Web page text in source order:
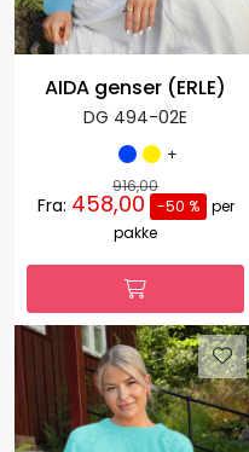
AIDA genser (ERLE)
DG 494-02E
+
916,00
Fra: 458,00 -50 %
per
pakke